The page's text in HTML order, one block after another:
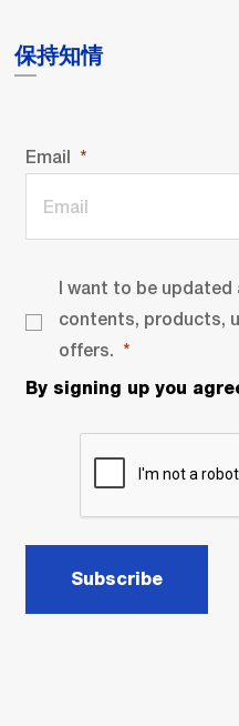
保持知情
Email
I want to be updated
contents, products,
offers.
By signing up you
Subscribe